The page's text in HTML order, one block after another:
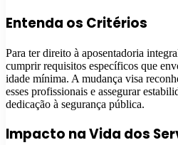
Entenda os Critérios
Para ter direito à aposentadoria
cumprir requisitos específicos que
idade mínima. A mudança visa
esses profissionais e assegurar
dedicação à segurança pública.
Impacto na Vida dos